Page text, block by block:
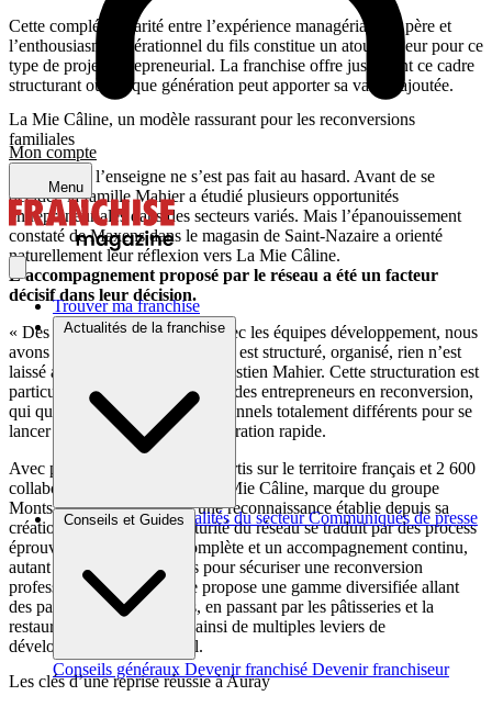
Mon compte
Menu
Trouver ma franchise
Actualités de la franchise
Brèves et actus Actualités du secteur Communiqués de presse
Conseils et Guides
Conseils généraux Devenir franchisé Devenir franchiseur
Cette complémentarité entre l’expérience managériale du père et
l’enthousiasme opérationnel du fils constitue un atout majeur pour ce
type de projet entrepreneurial. La franchise offre justement ce cadre
structurant où chaque génération peut apporter sa valeur ajoutée.
La Mie Câline, un modèle rassurant pour les reconversions
familiales
Le choix de l’enseigne ne s’est pas fait au hasard. Avant de se
décider, la famille Mahier a étudié plusieurs opportunités
entrepreneuriales dans des secteurs variés. Mais l’épanouissement
constaté de Maxens dans le magasin de Saint-Nazaire a orienté
naturellement leur réflexion vers La Mie Câline.
L’accompagnement proposé par le réseau a été un facteur
décisif dans leur décision.
« Dès nos premiers échanges avec les équipes développement, nous
avons été mis en confiance. Tout est structuré, organisé, rien n’est
laissé au hasard », explique Sébastien Mahier. Cette structuration est
particulièrement rassurante pour des entrepreneurs en reconversion,
qui quittent des univers professionnels totalement différents pour se
lancer dans la boulangerie-restauration rapide.
Avec près de 240 magasins répartis sur le territoire français et 2 600
collaborateurs et franchisés, La Mie Câline, marque du groupe
Monts Fournil, bénéficie d’une reconnaissance établie depuis sa
création en 1985. Cette maturité du réseau se traduit par des process
éprouvés, une formation complète et un accompagnement continu,
autant d’éléments essentiels pour sécuriser une reconversion
professionnelle. L’enseigne propose une gamme diversifiée allant
des pains aux viennoiseries, en passant par les pâtisseries et la
restauration rapide, offrant ainsi de multiples leviers de
développement commercial.
Les clés d’une reprise réussie à Auray